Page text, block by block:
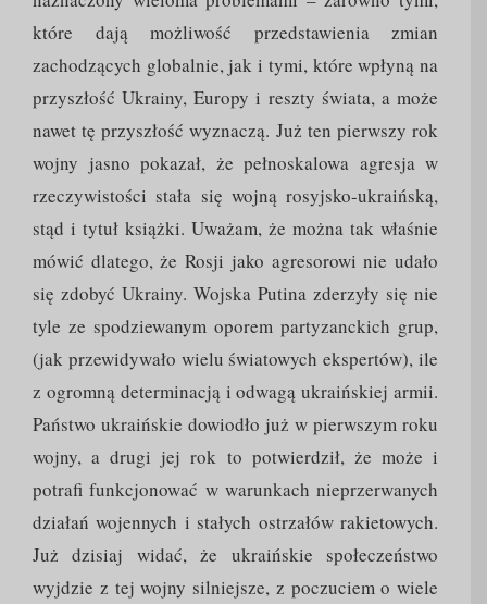
które dają możliwość przedstawienia zmian
zachodzących globalnie, jak i tymi, które wpłyną na
przyszłość Ukrainy, Europy i reszty świata, a może
nawet tę przyszłość wyznaczą. Już ten pierwszy rok
wojny jasno pokazał, że pełnoskalowa agresja w
rzeczywistości stała się wojną rosyjsko-ukraińską,
stąd i tytuł książki. Uważam, że można tak właśnie
mówić dlatego, że Rosji jako agresorowi nie udało
się zdobyć Ukrainy. Wojska Putina zderzyły się nie
tyle ze spodziewanym oporem partyzanckich grup,
(jak przewidywało wielu światowych ekspertów), ile
z ogromną determinacją i odwagą ukraińskiej armii.
Państwo ukraińskie dowiodło już w pierwszym roku
wojny, a drugi jej rok to potwierdził, że może i
potrafi funkcjonować w warunkach nieprzerwanych
działań wojennych i stałych ostrzałów rakietowych.
Już dzisiaj widać, że ukraińskie społeczeństwo
wyjdzie z tej wojny silniejsze, z poczuciem o wiele